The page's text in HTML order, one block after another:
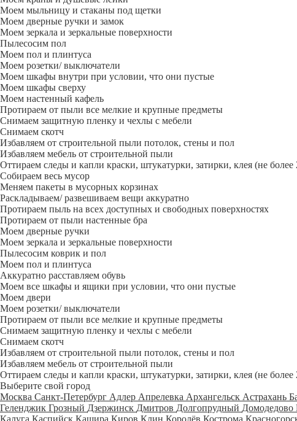
Моем мыльницу и стаканы под щетки
Моем дверные ручки и замок
Моем зеркала и зеркальные поверхности
Пылесосим пол
Моем пол и плинтуса
Моем розетки/ выключатели
Моем шкафы внутри при условии, что они пустые
Моем шкафы сверху
Моем настенный кафель
Протираем от пыли все мелкие и крупные предметы
Снимаем защитную пленку и чехлы с мебели
Снимаем скотч
Избавляем от строительной пыли потолок, стены и пол
Избавляем мебель от строительной пыли
Оттираем следы и капли краски, штукатурки, затирки, клея (не
Собираем весь мусор
Меняем пакеты в мусорных корзинах
Раскладываем/ развешиваем вещи аккуратно
Протираем пыль на всех доступных и свободных поверхностях
Протираем от пыли настенные бра
Моем дверные ручки
Моем зеркала и зеркальные поверхности
Пылесосим коврик и пол
Моем пол и плинтуса
Аккуратно расставляем обувь
Моем все шкафы и ящики при условии, что они пустые
Моем двери
Моем розетки/ выключатели
Протираем от пыли все мелкие и крупные предметы
Снимаем защитную пленку и чехлы с мебели
Снимаем скотч
Избавляем от строительной пыли потолок, стены и пол
Избавляем мебель от строительной пыли
Оттираем следы и капли краски, штукатурки, затирки, клея (не
Выберите свой город
Москва Санкт-Петербург Адлер Апрелевка Архангельск Астрахань
Геленджик Грозный Дзержинск Дмитров Долгопрудный Домодедово
Калуга Каспийск Кашира Киров Клин Королёв Кострома